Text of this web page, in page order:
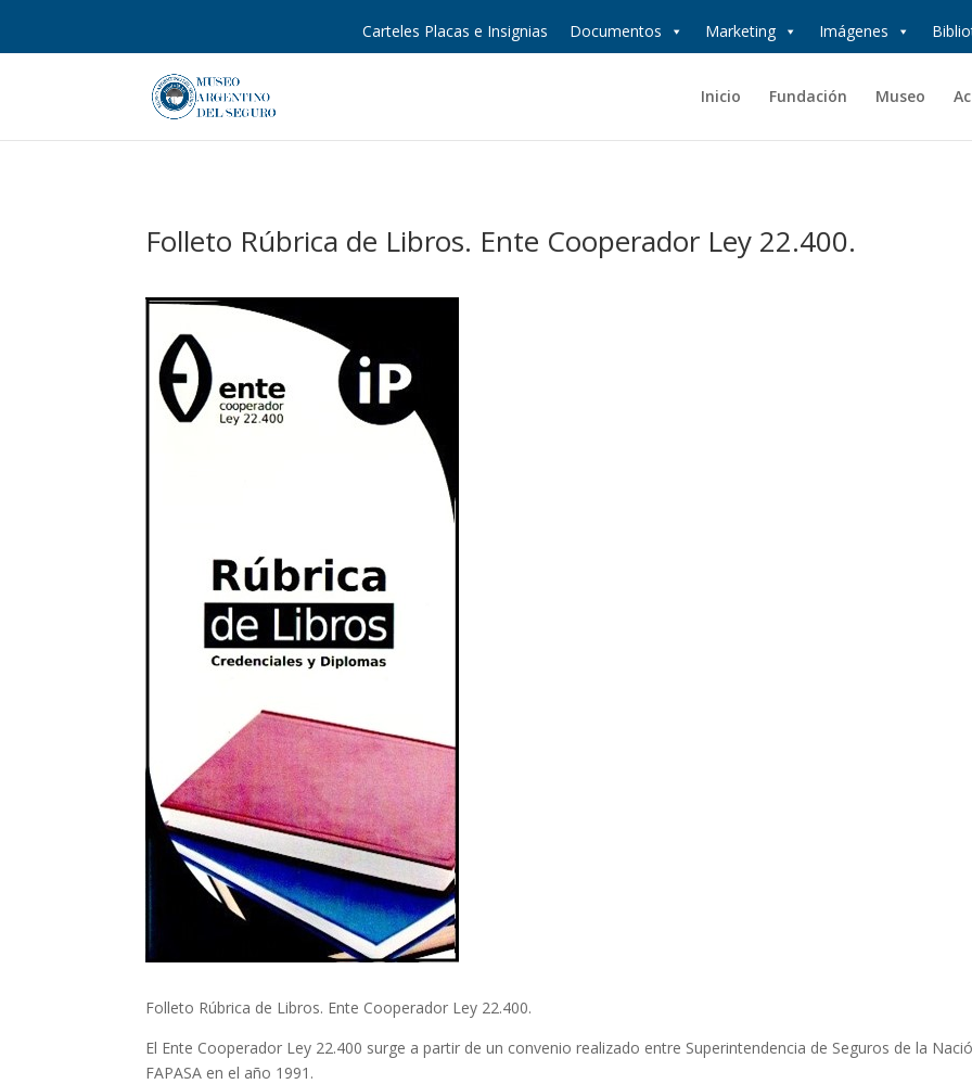
Carteles Placas e Insignias Documentos Marketing Imágenes
Inicio Fundación Museo
Folleto Rúbrica de Libros. Ente Cooperador Ley 22.400.
Folleto Rúbrica de Libros. Ente Cooperador Ley 22.400.
El Ente Cooperador Ley 22.400 surge a partir de un convenio realizado entre Superintendencia de Seguros de la
FAPASA en el año 1991.